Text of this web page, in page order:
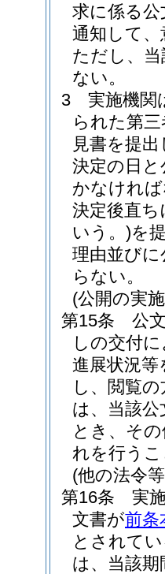
求に係る
通知して
ただし、
ない。
3
実施機関
られた第
見書を提
決定の日
かなけれ
決定後直ち
いう。)を
理由並び
らない。
(公開の実
第15条
公
しの交付
進展状況
し、閲覧
は、当該
とき、そ
れを行う
(他の法令
第16条
実
文書が前条
とされて
は、当該